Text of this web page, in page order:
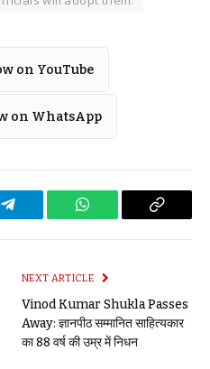
on YouTube
on WhatsApp
Telegram WhatsApp Copy
NEXT ARTICLE
Vinod Kumar Shukla Passes
Away: ज्ञानपीठ सम्मानित साहित्यकार
का 88 वर्ष की उम्र में निधन